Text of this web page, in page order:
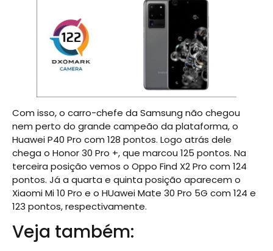
Com isso, o carro-chefe da Samsung não chegou
nem perto do grande campeão da plataforma, o
Huawei P40 Pro com 128 pontos. Logo atrás dele
chega o Honor 30 Pro +, que marcou 125 pontos. Na
terceira posição vemos o Oppo Find X2 Pro com 124
pontos. Já a quarta e quinta posição aparecem o
Xiaomi Mi 10 Pro e o HUawei Mate 30 Pro 5G com 124 e
123 pontos, respectivamente.
Veja também: